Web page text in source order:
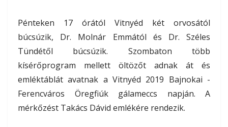
Pénteken 17 órától Vitnyéd két orvosától
búcsúzik, Dr. Molnár Emmától és Dr. Széles
Tündétől búcsúzik. Szombaton több
kísérőprogram mellett öltözőt adnak át és
emléktáblát avatnak a Vitnyéd 2019 Bajnokai -
Ferencváros Öregfiúk gálameccs napján. A
mérkőzést Takács Dávid emlékére rendezik.